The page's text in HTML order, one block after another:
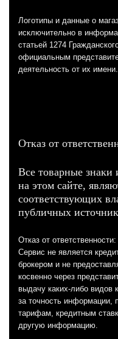
Логотипы и данные о
исключительно в
статьей 1274
официальным
деятельность от их имени.
Отказ от
Все товарные знаки
на этом сайте,
соответствующих
публичных
Отказ от ответственности:
Сервис не является
брокером и не
косвенно через
выдачу каких-либо видов
за точность информации,
тарифам, кредитным
другую информацию.